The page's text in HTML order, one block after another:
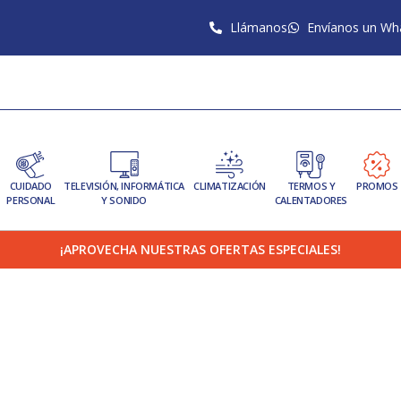
Llámanos Envíanos un
CUIDADO
PERSONAL
TELEVISIÓN, INFORMÁTICA
Y SONIDO
CLIMATIZACIÓN
TERMOS Y
CALENTADORES
PROMOS
¡APROVECHA NUESTRAS OFERTAS ESPECIALES!